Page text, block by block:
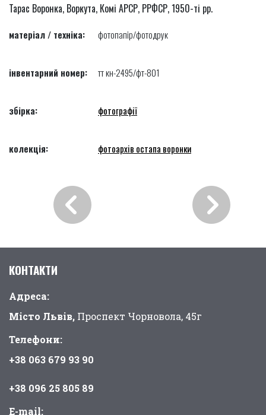
Тарас Воронка, Воркута, Комі АРСР, РРФСР, 1950-ті рр.
матеріал / техніка: фотопапір/фотодрук
інвентарний номер: тт кн-2495/фт-801
збірка: фотографії
колекція: фотоархів остапа воронки
КОНТАКТИ
Адреса:
Місто Львів, Проспект Чорновола, 45г
Телефони:
+38 063 679 93 90
+38 096 25 805 89
E-mail: